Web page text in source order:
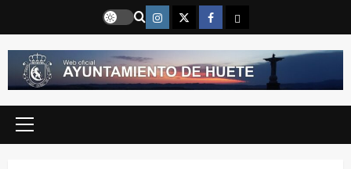
contenido
Instragram
TwitterFacebook
Email
Menú